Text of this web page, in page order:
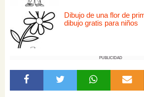
Dibujo de una flor de
dibujo gratis para niños
PUBLICIDAD